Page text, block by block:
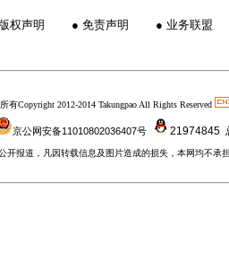
版权声明 ● 免责声明 ● 业务联盟
有Copyright 2012-2014 Takungpao All Rights Reserved
京公网安备11010802036407号 21974845
开报道，凡因转载信息及图片造成的损失，本网均不